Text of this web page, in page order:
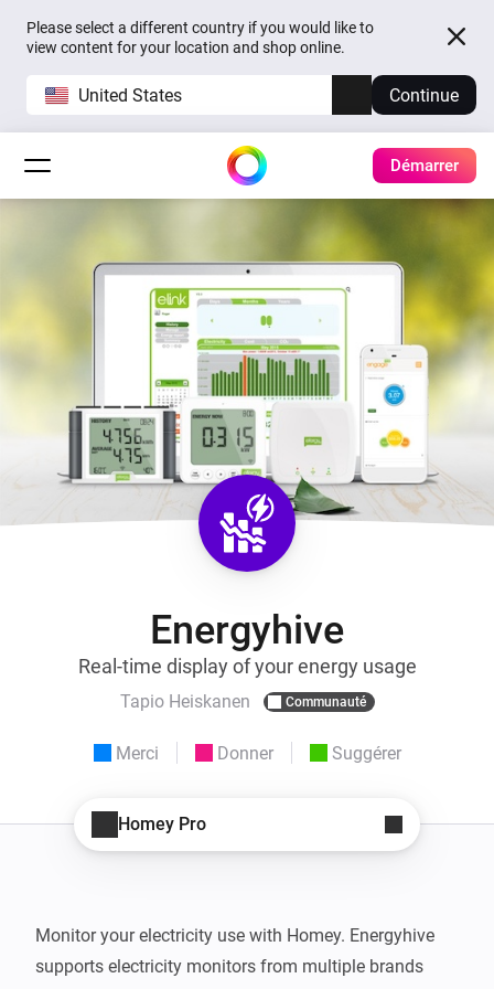
Please select a different country if you would like to
view content for your location and shop online.
United States Continue
Démarrer
Energyhive
Real-time display of your energy usage
Tapio Heiskanen Communauté
Merci Donner Suggérer
Homey Pro
Monitor your electricity use with Homey. Energyhive
supports electricity monitors from multiple brands